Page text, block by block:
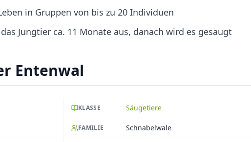
in Gruppen von bis zu 20 Individuen
Jungtier ca. 11 Monate aus, danach wird es gesäugt
Entenwal
KLASSE Säugetiere
FAMILIE Schnabelwale